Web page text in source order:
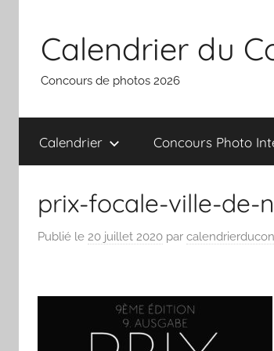
contenu
Calendrier du
Concours de photos 2026
Calendrier Concours Photo
prix-focale-ville-de-
Publié le 20 juillet 2020 par